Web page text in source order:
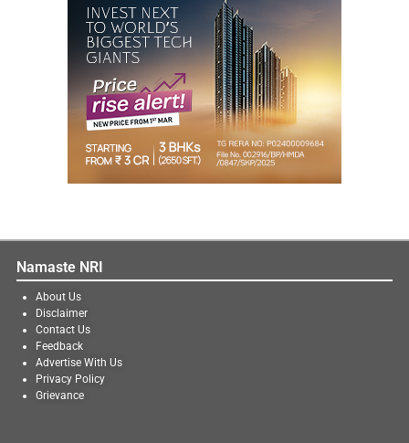
Namaste NRI
About Us
Disclaimer
Contact Us
Feedback
Advertise With Us
Privacy Policy
Grievance